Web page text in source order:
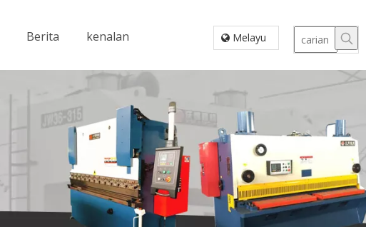
Berita kenalan Melayu